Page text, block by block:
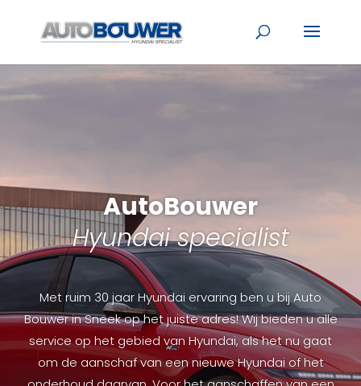
AutoBouwer
Hyundai specialist
Met ruim 30 jaar Hyundai ervaring ben u bij Auto
Bouwer in Sneek op het juiste adres! Wij bieden u alle
service op het gebied van Hyundai, als het nu gaat
om de aanschaf van een nieuwe Hyundai of het